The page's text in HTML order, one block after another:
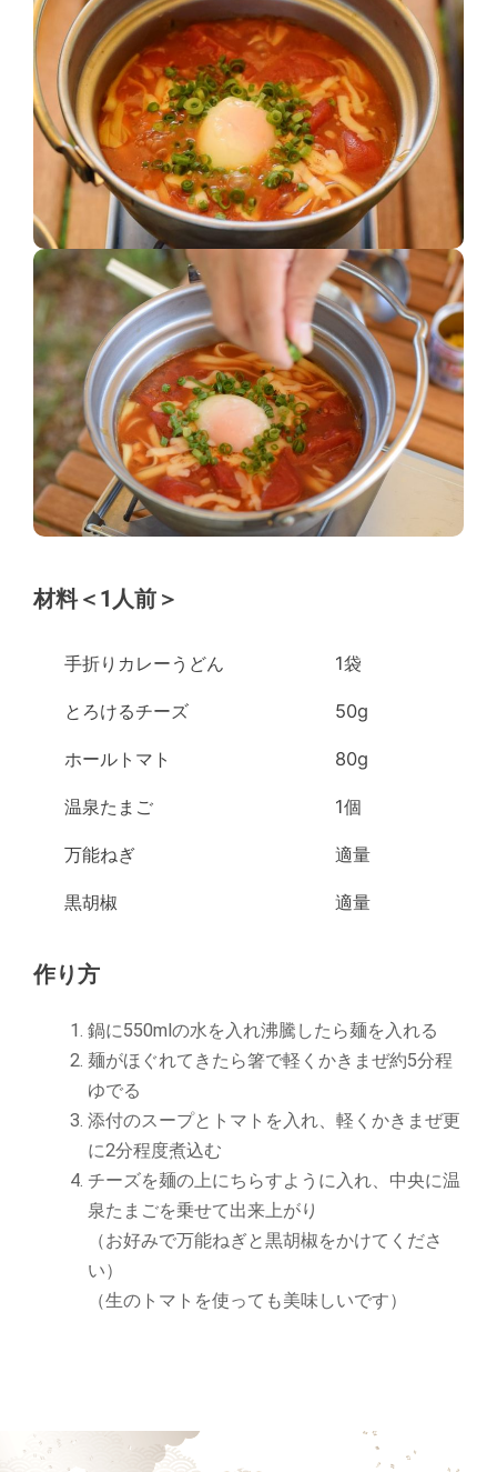
材料＜1人前＞
手折りカレーうどん 1袋
とろけるチーズ 50g
ホールトマト 80g
温泉たまご 1個
万能ねぎ 適量
黒胡椒 適量
作り方
鍋に550mlの水を入れ沸騰したら麺を入れる
麺がほぐれてきたら箸で軽くかきまぜ約5分程
ゆでる
添付のスープとトマトを入れ、軽くかきまぜ更
に2分程度煮込む
チーズを麺の上にちらすように入れ、中央に温
泉たまごを乗せて出来上がり
（お好みで万能ねぎと黒胡椒をかけてくださ
い）
（生のトマトを使っても美味しいです）